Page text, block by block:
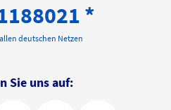
*
deutschen Netzen
Sie uns auf: